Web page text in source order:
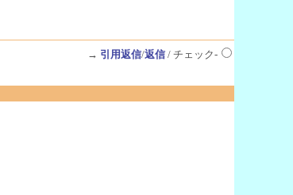
→ 引用返信/返信/ チェック-